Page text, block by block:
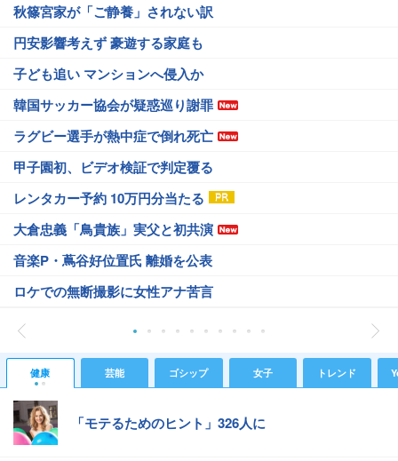
秋篠宮家が「ご静養」されない訳
円安影響考えず 豪遊する家庭も
子ども追い マンションへ侵入か
韓国サッカー協会が疑惑巡り謝罪
ラグビー選手が熱中症で倒れ死亡
甲子園初、ビデオ検証で判定覆る
レンタカー予約 10万円分当たる
大倉忠義「鳥貴族」実父と初共演
音楽P・蔦谷好位置氏 離婚を公表
ロケでの無断撮影に女性アナ苦言
健康 芸能 ゴシップ 女子 トレンド
「モテるためのヒント」326人に